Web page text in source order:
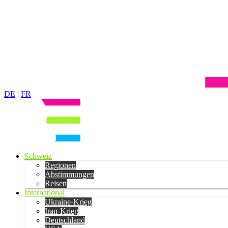
DE | FR
Schweiz
Regionen
Abstimmungen
Reisen
International
Ukraine-Krieg
Iran-Krieg
Deutschland